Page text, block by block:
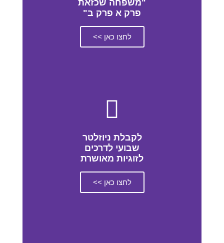
"משפחה שכזאת
פרק א פרק ב"
לחצו כאן >>
לקבלת ניוזלטר
שבועי לדרכים
לזוגיות מאושרת
לחצו כאן >>